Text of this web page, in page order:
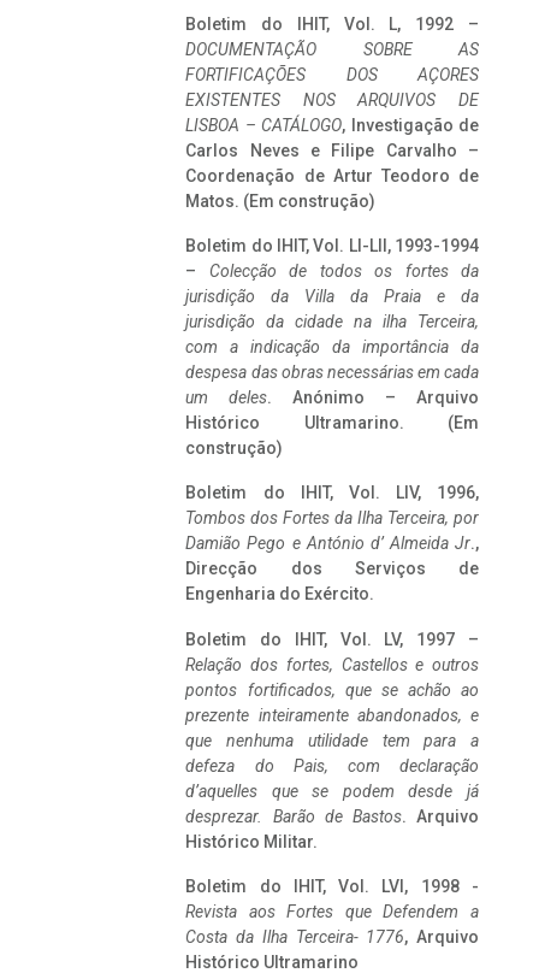
Boletim do IHIT, Vol. L, 1992 –
DOCUMENTAÇÃO SOBRE AS
FORTIFICAÇÕES DOS AÇORES
EXISTENTES NOS ARQUIVOS DE
LISBOA – CATÁLOGO, Investigação de
Carlos Neves e Filipe Carvalho –
Coordenação de Artur Teodoro de
Matos. (Em construção)
Boletim do IHIT, Vol. LI-LII, 1993-1994
– Colecção de todos os fortes da
jurisdição da Villa da Praia e da
jurisdição da cidade na ilha Terceira,
com a indicação da importância da
despesa das obras necessárias em cada
um deles. Anónimo – Arquivo
Histórico Ultramarino. (Em
construção)
Boletim do IHIT, Vol. LIV, 1996,
Tombos dos Fortes da Ilha Terceira, por
Damião Pego e António d’ Almeida Jr.,
Direcção dos Serviços de
Engenharia do Exército.
Boletim do IHIT, Vol. LV, 1997 –
Relação dos fortes, Castellos e outros
pontos fortificados, que se achão ao
prezente inteiramente abandonados, e
que nenhuma utilidade tem para a
defeza do Pais, com declaração
d’aquelles que se podem desde já
desprezar. Barão de Bastos. Arquivo
Histórico Militar.
Boletim do IHIT, Vol. LVI, 1998 -
Revista aos Fortes que Defendem a
Costa da Ilha Terceira- 1776, Arquivo
Histórico Ultramarino